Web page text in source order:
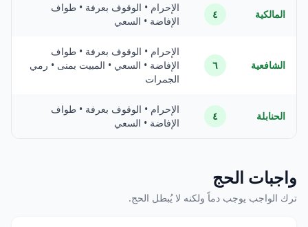
المالكية ٤
الإحرام • الوقوف بعرفة • طواف
الإفاضة • السعي
الشافعية ٦
الإحرام • الوقوف بعرفة • طواف
الإفاضة • السعي • المبيت بمنى • رمي
الجمرات
الحنابلة ٤
الإحرام • الوقوف بعرفة • طواف
الإفاضة • السعي
واجبات الحج
ترك الواجب يوجب دماً ولكنه لا يُبطل الحج.